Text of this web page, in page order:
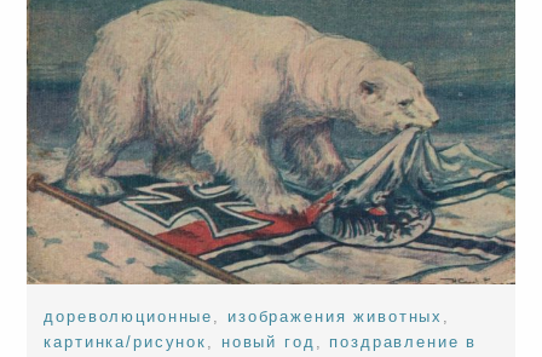
дореволюционные , изображения животных ,
картинка/рисунок , новый год , поздравление в